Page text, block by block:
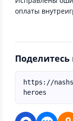
оплаты
https://
heroes